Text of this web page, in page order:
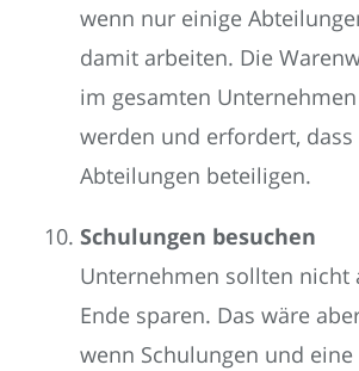
wenn nur einige
damit arbeiten. Die
im gesamten
werden und erfordert, dass
Abteilungen beteiligen.
Schulungen besuchen
Unternehmen sollten nicht
Ende sparen. Das wäre
wenn Schulungen und eine